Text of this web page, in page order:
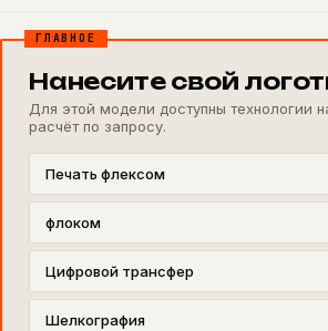
ГЛАВНОЕ
Нанесите свой
Для этой модели доступны технологии
расчёт по запросу.
Печать флексом
флоком
Цифровой трансфер
Шелкография